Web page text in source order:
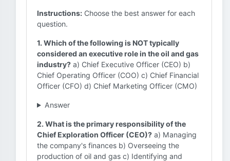
Instructions: Choose the best answer for each
question.
1. Which of the following is NOT typically
considered an executive role in the oil and gas
industry? a) Chief Executive Officer (CEO) b)
Chief Operating Officer (COO) c) Chief Financial
Officer (CFO) d) Chief Marketing Officer (CMO)
Answer
2. What is the primary responsibility of the
Chief Exploration Officer (CEO)? a) Managing
the company's finances b) Overseeing the
production of oil and gas c) Identifying and